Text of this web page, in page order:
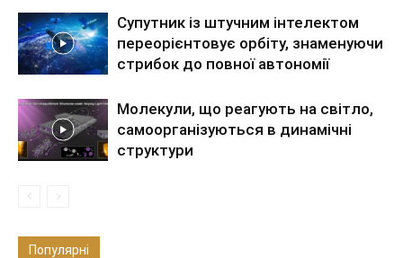
Супутник із штучним інтелектом
переорієнтовує орбіту, знаменуючи
стрибок до повної автономії
Молекули, що реагують на світло,
самоорганізуються в динамічні
структури
Популярні